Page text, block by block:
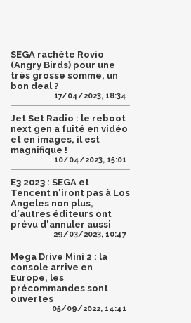
SEGA rachète Rovio
(Angry Birds) pour une
très grosse somme, un
bon deal ?
17/04/2023, 18:34
Jet Set Radio : le reboot
next gen a fuité en vidéo
et en images, il est
magnifique !
10/04/2023, 15:01
E3 2023 : SEGA et
Tencent n'iront pas à Los
Angeles non plus,
d'autres éditeurs ont
prévu d'annuler aussi
29/03/2023, 10:47
Mega Drive Mini 2 : la
console arrive en
Europe, les
précommandes sont
ouvertes
05/09/2022, 14:41